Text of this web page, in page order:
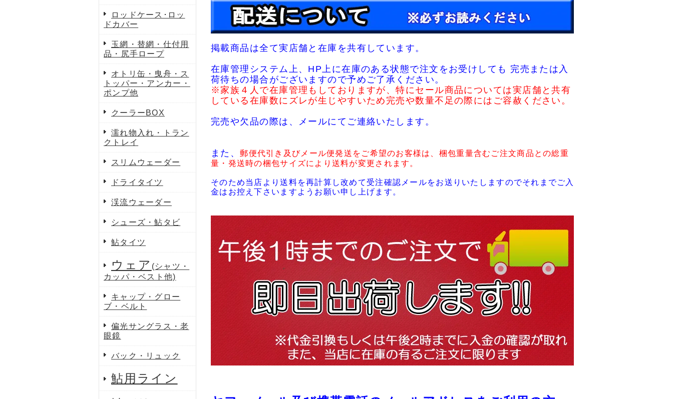
ロッドケース･ロッ
ドカバー
玉網・替網・仕付用
品・尻手ロープ
オトリ缶・曳舟・ス
トッパー・アンカー・
ポンプ他
クーラーBOX
濡れ物入れ・トラン
クトレイ
スリムウェーダー
ドライタイツ
渓流ウェーダー
シューズ・鮎タビ
鮎タイツ
ウェア (シャツ・
カッパ・ベスト他)
キャップ・グロー
ブ・ベルト
偏光サングラス・老
眼鏡
バック・リュック
鮎用ライン
掲載商品は全て実店舗と在庫を共有しています。
在庫管理システム上、HP上に在庫のある状態で注文をお受けしても 完売または入
荷待ちの場合がございますので予めご了承ください。
※家族４人で在庫管理もしておりますが、特にセール商品については実店舗と共有
している在庫数にズレが生じやすいため完売や数量不足の際にはご容赦ください。
完売や欠品の際は、メールにてご連絡いたします。
また、郵便代引き及びメール便発送をご希望のお客様は、梱包重量含むご注文商品との総重
量・発送時の梱包サイズにより送料が変更されます。
そのため当店より送料を再計算し改めて受注確認メールをお送りいたしますのでそれまでご入
金はお控え下さいますようお願い申し上げます。